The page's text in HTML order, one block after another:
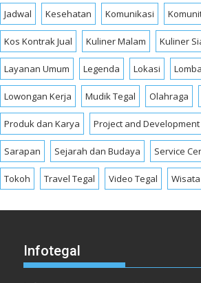
Jadwal Kesehatan Komunikasi
Kos Kontrak Jual Kuliner Malam Kuliner
Layanan Umum Legenda Lokasi
Lowongan Kerja Mudik Tegal Olahraga
Produk dan Karya Project and Development
Sarapan Sejarah dan Budaya Service
Tokoh Travel Tegal Video Tegal
Infotegal